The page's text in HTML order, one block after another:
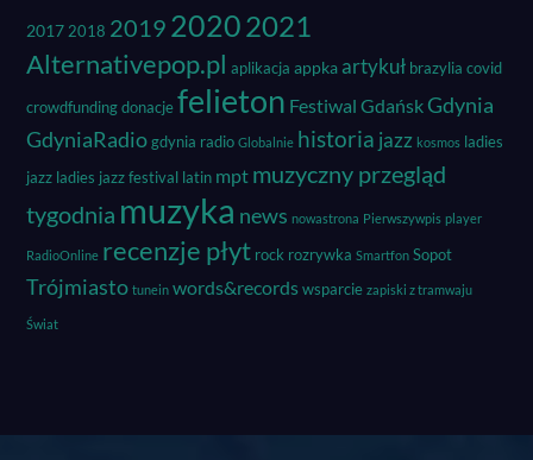
2017 2018 2019 20202021
Alternativepop.pl aplikacja appka artykuł brazylia covid
crowdfunding donacje felieton Festiwal Gdańsk Gdynia
GdyniaRadio gdynia radio Globalnie historia jazz kosmos ladies
jazz ladies jazz festival latin mpt muzyczny przegląd
tygodnia muzyka news nowastrona Pierwszywpis player
RadioOnline recenzje płyt rock rozrywka Smartfon Sopot
Trójmiasto tunein words&records wsparcie zapiski z tramwaju
Świat